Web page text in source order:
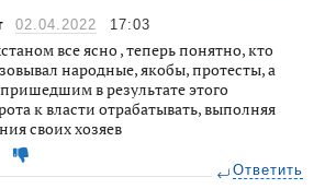
02.04.2022 17:03
все ясно , теперь понятно, кто
народные, якобы, протесты, а
в результате этого
к власти отрабатывать, выполняя
своих хозяев
Ответить